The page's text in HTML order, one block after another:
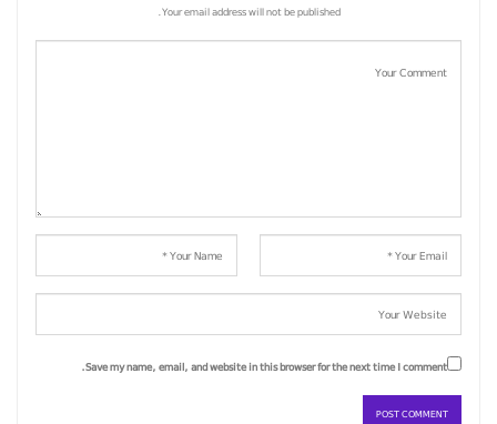
Your email address will not be published.
Save my name, email, and website in this browser for the next time I comment.